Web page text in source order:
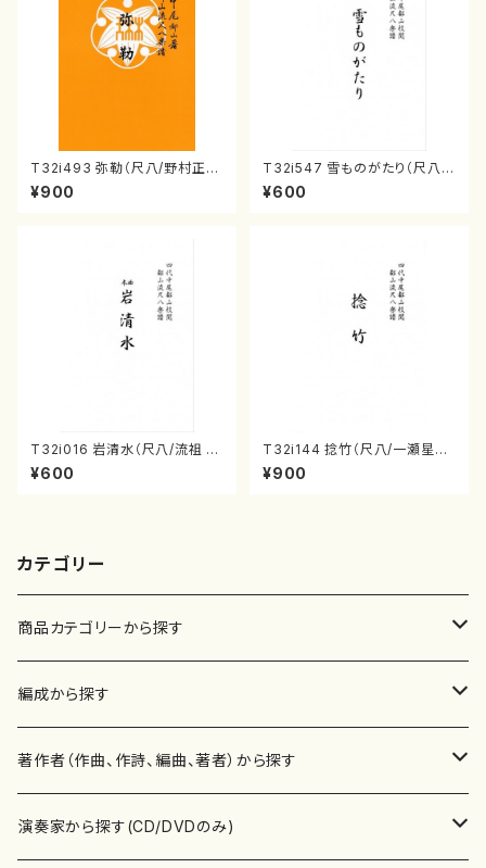
T32i493 弥勒（尺八/野村正
峰/楽譜）都山流公刊楽譜曲番:2
202
¥900
T32i547 雪ものがたり（尺八/
沢井忠夫/楽譜）都山流公刊楽譜
曲番:2256
¥600
T32i016 岩清水（尺八/流祖 中
尾都山/楽譜）都山：15
¥600
T32i144 捻竹（尺八/一瀬星山/
尺八/都山式譜）都山流公刊楽譜
曲番:593
¥900
カテゴリー
商品カテゴリーから探す
楽譜
書籍
書籍
CD・DVD
編成から探す
邦楽器
箏・琴（ソロ）
合唱
著作者（作曲、作詩、編曲、著者）から探す
あ行
演奏家から探す(CD/DVDのみ)